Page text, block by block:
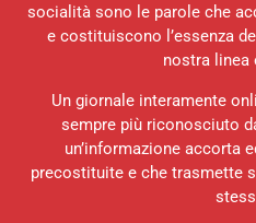
socialità sono le parole che
e costituiscono l’essenza
nostra linea
Un giornale interamente
sempre più riconosciuto
un’informazione accorta
precostituite e che trasmette